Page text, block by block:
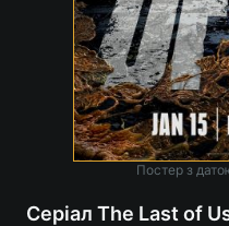
Тема оформлення
Постер з
Серіал The Last of